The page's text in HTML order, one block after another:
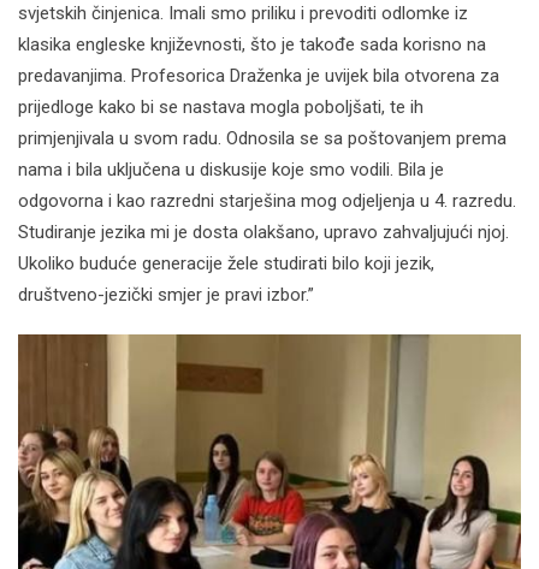
svjetskih činjenica. Imali smo priliku i prevoditi odlomke iz
klasika engleske književnosti, što je takođe sada korisno na
predavanjima. Profesorica Draženka je uvijek bila otvorena za
prijedloge kako bi se nastava mogla poboljšati, te ih
primjenjivala u svom radu. Odnosila se sa poštovanjem prema
nama i bila uključena u diskusije koje smo vodili. Bila je
odgovorna i kao razredni starješina mog odjeljenja u 4. razredu.
Studiranje jezika mi je dosta olakšano, upravo zahvaljujući njoj.
Ukoliko buduće generacije žele studirati bilo koji jezik,
društveno-jezički smjer je pravi izbor.”